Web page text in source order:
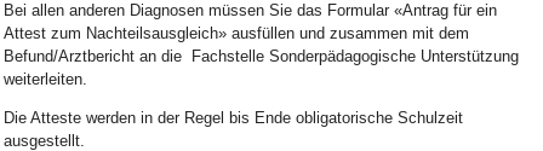
Bei allen anderen Diagnosen müssen Sie das Formular «Antrag für ein
Attest zum Nachteilsausgleich» ausfüllen und zusammen mit dem
Befund/Arztbericht an die
Fachstelle Sonderpädagogische Unterstützung
weiterleiten.
Die Atteste werden in der Regel bis Ende obligatorische Schulzeit
ausgestellt.